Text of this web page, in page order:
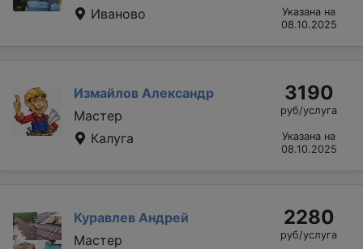
Иваново
Указана на
08.10.2025
Измайлов Александр
Мастер
Калуга
3190
руб/услуга
Указана на
08.10.2025
Куравлев Андрей
Мастер
2280
руб/услуга